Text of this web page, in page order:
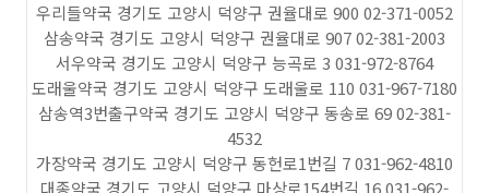
우리들약국 경기도 고양시 덕양구 권율대로 900 02-371-0052
삼송약국 경기도 고양시 덕양구 권율대로 907 02-381-2003
서우약국 경기도 고양시 덕양구 능곡로 3 031-972-8764
도래울약국 경기도 고양시 덕양구 도래울로 110 031-967-7180
삼송역3번출구약국 경기도 고양시 덕양구 동송로 69 02-381-
4532
가장약국 경기도 고양시 덕양구 동헌로1번길 7 031-962-4810
대종약국 경기도 고양시 덕양구 마상로154번길 16 031-962-